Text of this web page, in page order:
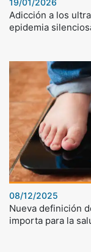
19/01/2026
Adicción a los
epidemia
08/12/2025
Nueva definición
importa para la